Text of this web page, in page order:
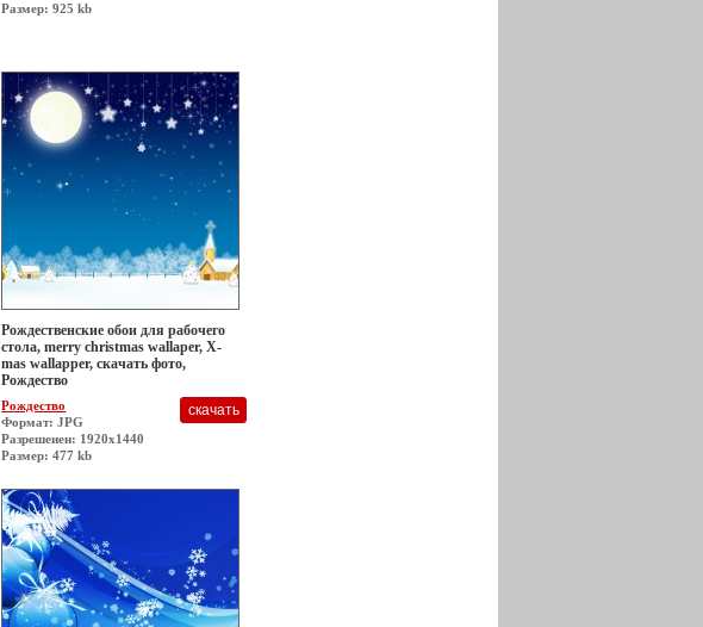
Размер: 925 kb
Рождественские обои для рабочего
стола, merry christmas wallaper, X-
mas wallapper, скачать фото,
Рождество
Рождество
Формат: JPG
Разрешеиен: 1920x1440
Размер: 477 kb